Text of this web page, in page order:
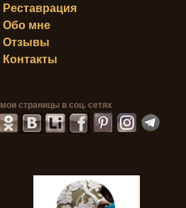
Реставрация
Обо мне
Отзывы
Контакты
мои страницы в соц. сетях